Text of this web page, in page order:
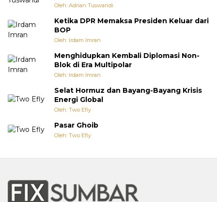
Oleh: Adrian Tuswandi
Ketika DPR Memaksa Presiden Keluar dari
BOP
Oleh: Irdam Imran
Menghidupkan Kembali Diplomasi Non-
Blok di Era Multipolar
Oleh: Irdam Imran
Selat Hormuz dan Bayang-Bayang Krisis
Energi Global
Oleh: Two Efly
Pasar Ghoib
Oleh: Two Efly